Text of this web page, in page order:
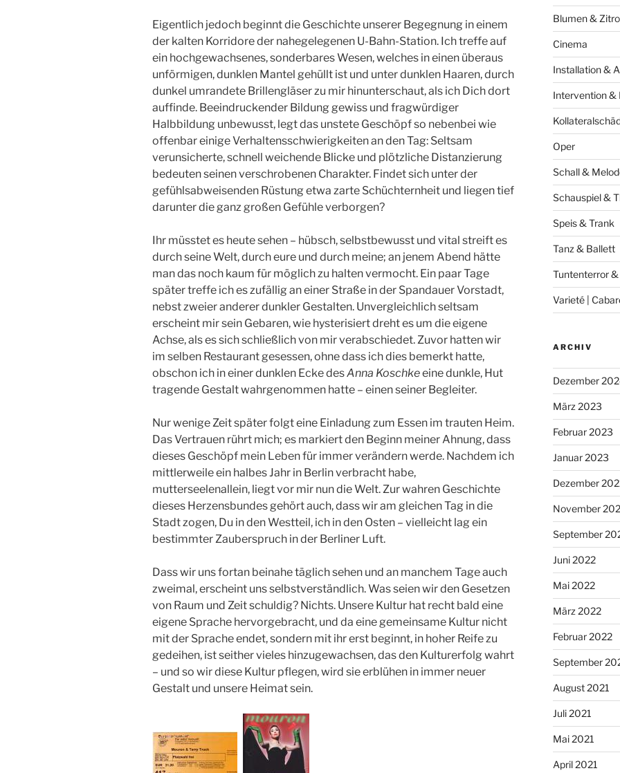
Eigentlich jedoch beginnt die Geschichte unserer Begegnung in einem
der kalten Korridore der nahegelegenen U-Bahn-Station. Ich treffe auf
ein hochgewachsenes, sonderbares Wesen, welches in einen überaus
unförmigen, dunklen Mantel gehüllt ist und unter dunklen Haaren, durch
dunkel umrandete Brillengläser zu mir hinunterschaut, als ich Dich dort
auffinde. Beeindruckender Bildung gewiss und fragwürdiger
Halbbildung unbewusst, legt das unstete Geschöpf so nebenbei wie
offenbar einige Verhaltensschwierigkeiten an den Tag: Seltsam
verunsicherte, schnell weichende Blicke und plötzliche Distanzierung
bedeuten seinen verschrobenen Charakter. Findet sich unter der
gefühlsabweisenden Rüstung etwa zarte Schüchternheit und liegen tief
darunter die ganz großen Gefühle verborgen?
Ihr müsstet es heute sehen – hübsch, selbstbewusst und vital streift es
durch seine Welt, durch eure und durch meine; an jenem Abend hätte
man das noch kaum für möglich zu halten vermocht. Ein paar Tage
später treffe ich es zufällig an einer Straße in der Spandauer Vorstadt,
nebst zweier anderer dunkler Gestalten. Unvergleichlich seltsam
erscheint mir sein Gebaren, wie hysterisiert dreht es um die eigene
Achse, als es sich schließlich von mir verabschiedet. Zuvor hatten wir
im selben Restaurant gesessen, ohne dass ich dies bemerkt hatte,
obschon ich in einer dunklen Ecke desAnna Koschkeeine dunkle, Hut
tragende Gestalt wahrgenommen hatte – einen seiner Begleiter.
Nur wenige Zeit später folgt eine Einladung zum Essen im trauten Heim.
Das Vertrauen rührt mich; es markiert den Beginn meiner Ahnung, dass
dieses Geschöpf mein Leben für immer verändern werde. Nachdem ich
mittlerweile ein halbes Jahr in Berlin verbracht habe,
mutterseelenallein, liegt vor mir nun die Welt. Zur wahren Geschichte
dieses Herzensbundes gehört auch, dass wir am gleichen Tag in die
Stadt zogen, Du in den Westteil, ich in den Osten – vielleicht lag ein
bestimmter Zauberspruch in der Berliner Luft.
Dass wir uns fortan beinahe täglich sehen und an manchem Tage auch
zweimal, erscheint uns selbstverständlich. Was seien wir den Gesetzen
von Raum und Zeit schuldig? Nichts. Unsere Kultur hat recht bald eine
eigene Sprache hervorgebracht, und da eine gemeinsame Kultur nicht
mit der Sprache endet, sondern mit ihr erst beginnt, in hoher Reife zu
gedeihen, ist seither vieles hinzugewachsen, das den Kulturerfolg wahrt
– und so wir diese Kultur pflegen, wird sie erblühen in immer neuer
Gestalt und unsere Heimat sein.
Blumen &
Cinema
Installation &
Intervention &
Oper
Schall &
Schauspiel &
Speis & Trank
Tanz & Ballett
Tuntenterror &
Varieté |
ARCHIV
Dezember
März 2023
Februar 2023
Januar 2023
Dezember
November
September
Juni 2022
Mai 2022
März 2022
Februar 2022
September
August 2021
Juli 2021
Mai 2021
April 2021